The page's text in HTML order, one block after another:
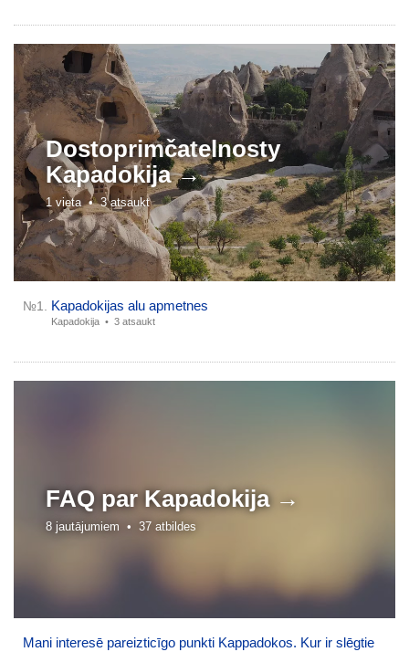
Dostoprimčatelnosty
Kapadokija →
1 vieta •3 atsaukt
№1. Kapadokijas alu apmetnes
Kapadokija • 3 atsaukt
FAQ par Kapadokija →
8 jautājumiem • 37 atbildes
Mani interesē pareizticīgo punkti Kappadokos. Kur ir slēgtie